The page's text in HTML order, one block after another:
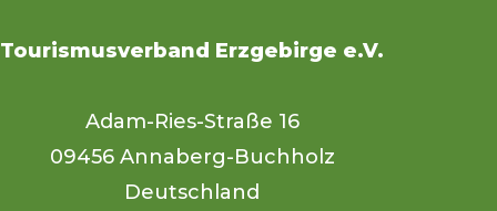
Tourismusverband Erzgebirge e.V.
Adam-Ries-Straße 16
09456 Annaberg-Buchholz
Deutschland